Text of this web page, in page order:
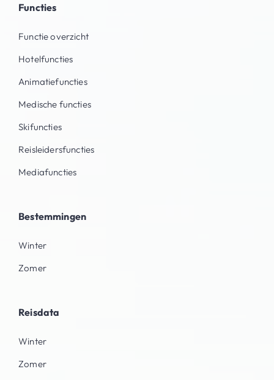
Functies
Functie overzicht
Hotelfuncties
Animatiefuncties
Medische functies
Skifuncties
Reisleidersfuncties
Mediafuncties
Bestemmingen
Winter
Zomer
Reisdata
Winter
Zomer